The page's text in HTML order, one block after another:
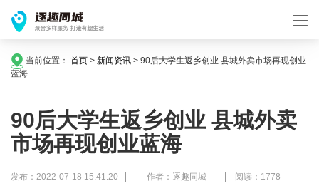
当前位置： 首页 > 新闻资讯 > 90后大学生返乡创业 县城外卖市场再现创业
蓝海
90后大学生返乡创业 县城外卖
市场再现创业蓝海
发布：2022-07-18 15:41:20 作者：逐趣同城 阅读：1778